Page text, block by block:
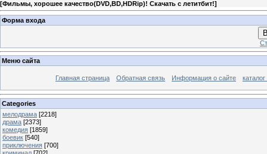
[Фильмы, хорошее качество(DVD,BD,HDRip)! Скачать с летитбит!]
Форма входа
Меню сайта
Главная страница Обратная связь Информация о сайте
Categories
мелодрама [2218]
драма [2373]
комедия [1859]
боевик [540]
приключения [700]